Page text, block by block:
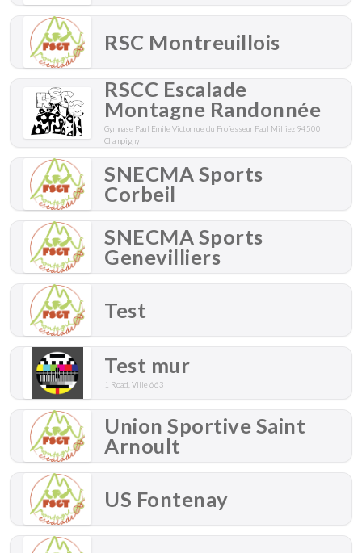
RSC Montreuillois
RSCC Escalade
Montagne Randonnée
Gymnase Paul Emile Victor rue du Professeur Paul Milliez 94500
Champigny
SNECMA Sports
Corbeil
SNECMA Sports
Genevilliers
Test
Test mur
1 Road, Ville 663
Union Sportive Saint
Arnoult
US Fontenay